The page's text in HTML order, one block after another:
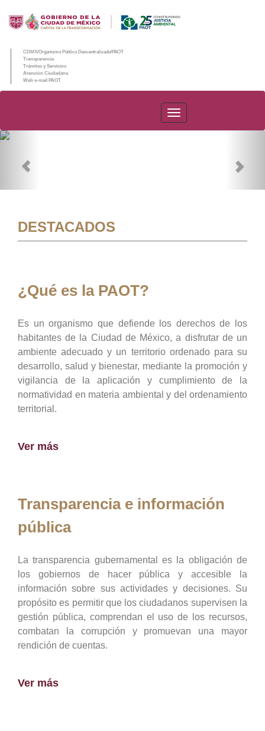
CDMX/Organismo Público Descentralizado/PAOT
Transparencia
Trámites y Servicios
Atención Ciudadana
Web e-mail PAOT
PAOT
DESTACADOS
¿Qué es la PAOT?
Es un organismo que defiende los derechos de los
habitantes de la Ciudad de México, a disfrutar de un
ambiente adecuado y un territorio ordenado para su
desarrollo, salud y bienestar, mediante la promoción y
vigilancia de la aplicación y cumplimiento de la
normatividad en materia ambiental y del ordenamiento
territorial.
Ver más
Transparencia e información
pública
La transparencia gubernamental es la obligación de
los gobiernos de hacer pública y accesible la
información sobre sus actividades y decisiones. Su
propósito es permitir que los ciudadanos supervisen la
gestión pública, comprendan el uso de los recursos,
combatan la corrupción y promuevan una mayor
rendición de cuentas.
Ver más